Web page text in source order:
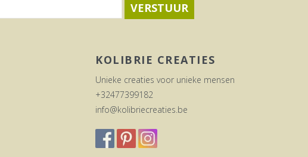
VERSTUUR
KOLIBRIE CREATIES
Unieke creaties voor unieke mensen
+32477399182
info@kolibriecreaties.be